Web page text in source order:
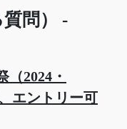
問） -
2024・
エントリー可